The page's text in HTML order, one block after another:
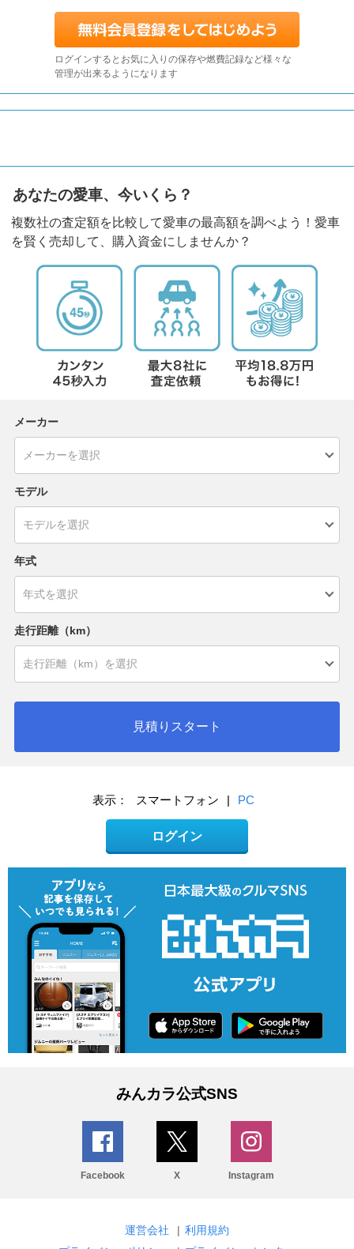
ログインするとお気に入りの保存や燃費記録など様々な
管理が出来るようになります
あなたの愛車、今いくら？
複数社の査定額を比較して愛車の最高額を調べよう！愛車
を賢く売却して、購入資金にしませんか？
メーカー
モデル
年式
走行距離（km）
見積りスタート
表示： スマートフォン | PC
ログイン
みんカラ公式SNS
Facebook X Instagram
運営会社 | 利用規約